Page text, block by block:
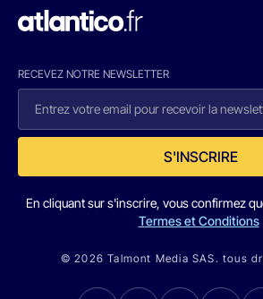
RECEVEZ NOTRE NEWSLETTER
S'INSCRIRE
En cliquant sur s'inscrire, vous confirmez
Termes et Conditions
© 2026 Talmont Media SAS. tous